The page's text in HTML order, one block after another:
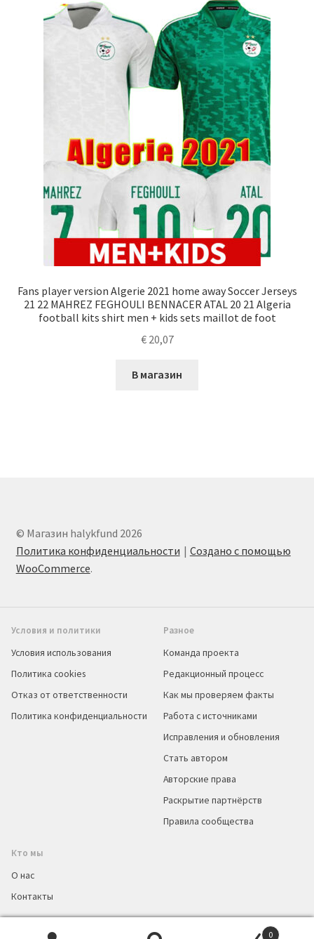
Fans player version Algerie 2021 home away Soccer Jerseys
21 22 MAHREZ FEGHOULI BENNACER ATAL 20 21 Algeria
football kits shirt men + kids sets maillot de foot
€20,07
В магазин
© Магазин halykfund 2026
Политика конфиденциальности
Создано с помощью
WooCommerce.
0
Условия и политики
Условия использования
Политика cookies
Отказ от ответственности
Политика конфиденциальности
Разное
Команда проекта
Редакционный процесс
Как мы проверяем факты
Работа с источниками
Исправления и обновления
Стать автором
Авторские права
Раскрытие партнёрств
Правила сообщества
Кто мы
О нас
Контакты